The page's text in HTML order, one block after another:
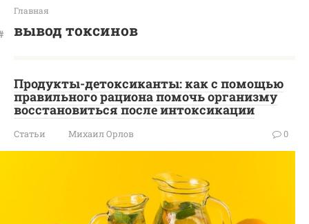
Главная
вывод токсинов
Продукты-детоксиканты: как с помощью
правильного рациона помочь организму
восстановиться после интоксикации
Статьи Михаил Орлов 0